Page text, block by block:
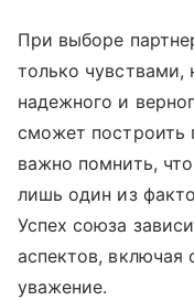
При выборе
только
надежного и
сможет построить
важно помнить,
лишь один из
Успех союза
аспектов,
уважение.